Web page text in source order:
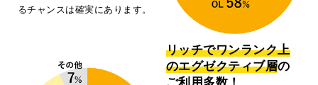
るチャンスは確実にあります。
リッチでワンランク上
のエグゼクティブ層の
ご利用多数！